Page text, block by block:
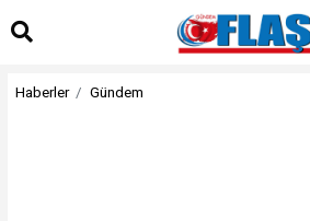
Haberler Gündem